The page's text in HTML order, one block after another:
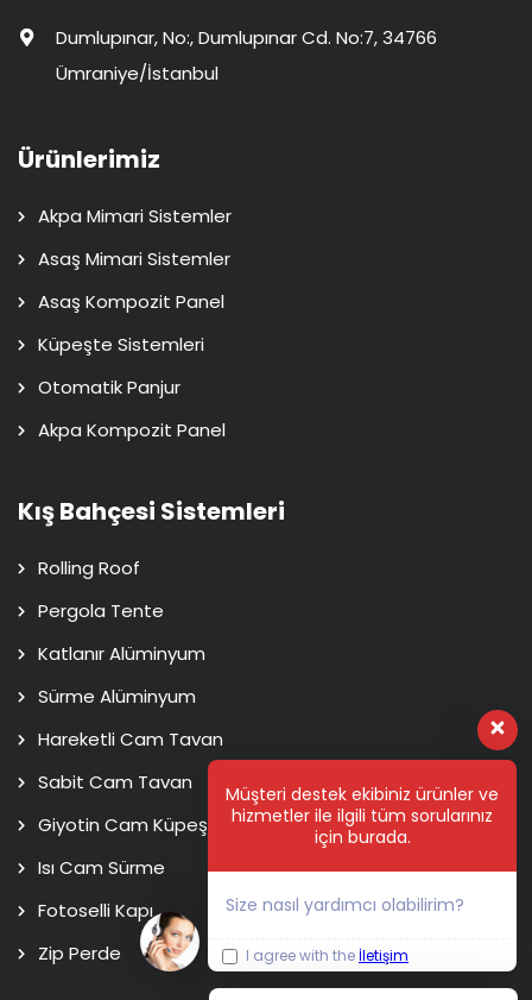
Dumlupınar, No:, Dumlupınar Cd. No:7, 34766
Ümraniye/İstanbul
Ürünlerimiz
Akpa Mimari Sistemler
Asaş Mimari Sistemler
Asaş Kompozit Panel
Küpeşte Sistemleri
Otomatik Panjur
Akpa Kompozit Panel
Kış Bahçesi Sistemleri
Rolling Roof
Pergola Tente
Katlanır Alüminyum
Sürme Alüminyum
Hareketli Cam Tavan
Sabit Cam Tavan
Giyotin Cam Küpeşte
Isı Cam Sürme
Fotoselli Kapı
Zip Perde
Müşteri destek ekibiniz ürünler ve
hizmetler ile ilgili tüm sorularınız
için burada.
Size nasıl yardımcı olabilirim?
I agree with the İletişim